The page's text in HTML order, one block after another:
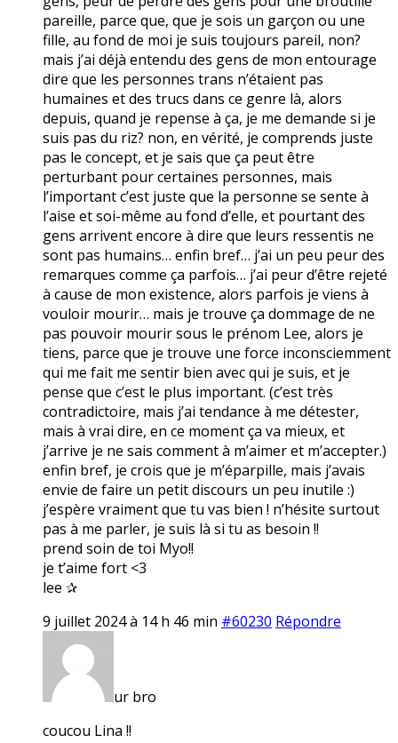
pareille, parce que, que je sois un garçon ou une
fille, au fond de moi je suis toujours pareil, non?
mais j’ai déjà entendu des gens de mon entourage
dire que les personnes trans n’étaient pas
humaines et des trucs dans ce genre là, alors
depuis, quand je repense à ça, je me demande si je
suis pas du riz? non, en vérité, je comprends juste
pas le concept, et je sais que ça peut être
perturbant pour certaines personnes, mais
l’important c’est juste que la personne se sente à
l’aise et soi-même au fond d’elle, et pourtant des
gens arrivent encore à dire que leurs ressentis ne
sont pas humains… enfin bref… j’ai un peu peur des
remarques comme ça parfois… j’ai peur d’être rejeté
à cause de mon existence, alors parfois je viens à
vouloir mourir… mais je trouve ça dommage de ne
pas pouvoir mourir sous le prénom Lee, alors je
tiens, parce que je trouve une force inconsciemment
qui me fait me sentir bien avec qui je suis, et je
pense que c’est le plus important. (c’est très
contradictoire, mais j’ai tendance à me détester,
mais à vrai dire, en ce moment ça va mieux, et
j’arrive je ne sais comment à m’aimer et m’accepter.)
enfin bref, je crois que je m’éparpille, mais j’avais
envie de faire un petit discours un peu inutile :)
j’espère vraiment que tu vas bien ! n’hésite surtout
pas à me parler, je suis là si tu as besoin !!
prend soin de toi Myo!!
je t’aime fort <3
lee ✰
9 juillet 2024 à 14 h 46 min #60230 Répondre
ur bro
coucou Lina !!